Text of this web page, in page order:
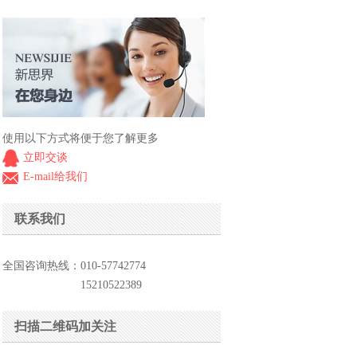
使用以下方式将便于您了解更多
立即交谈
E-mail给我们
联系我们
全国咨询热线：010-57742774
15210522389
扫描二维码加关注